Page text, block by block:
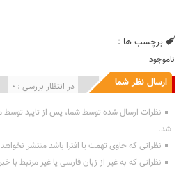
برچسب ها :
ناموجود
ارسال نظر شما در انتظار بررسی : 0 انتشار یافته : 0
نظرات ارسال شده توسط شما، پس از تایید توسط
شد.
نظراتی که حاوی تهمت یا افترا باشد منتشر
نظراتی که به غیر از زبان فارسی یا غیر مرتبط با